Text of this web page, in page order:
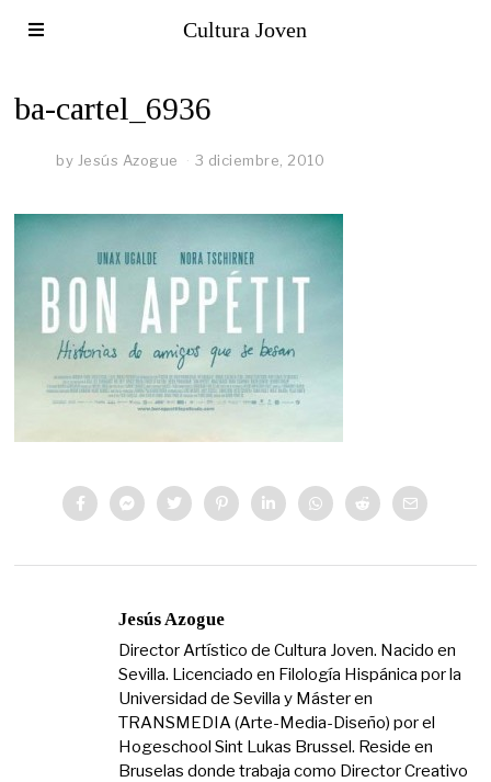
Cultura Joven
ba-cartel_6936
by Jesús Azogue 3 diciembre, 2010
Jesús Azogue
Director Artístico de Cultura Joven. Nacido en
Sevilla. Licenciado en Filología Hispánica por la
Universidad de Sevilla y Máster en
TRANSMEDIA (Arte-Media-Diseño) por el
Hogeschool Sint Lukas Brussel. Reside en
Bruselas donde trabaja como Director Creativo